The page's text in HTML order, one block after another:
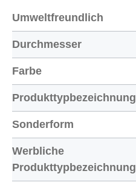
Umweltfreundlich
Durchmesser
Farbe
Produkttypbezeichnung
Sonderform
Werbliche
Produkttypbezeichnung